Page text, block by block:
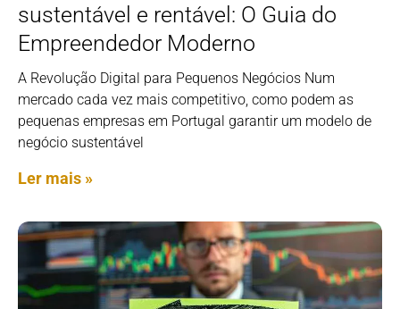
sustentável e rentável: O Guia do
Empreendedor Moderno
A Revolução Digital para Pequenos Negócios Num
mercado cada vez mais competitivo, como podem as
pequenas empresas em Portugal garantir um modelo de
negócio sustentável
Ler mais »